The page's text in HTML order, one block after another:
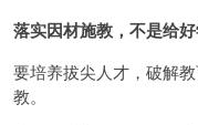
落实因材施教，不是给
要培养拔尖人才，破解
教。